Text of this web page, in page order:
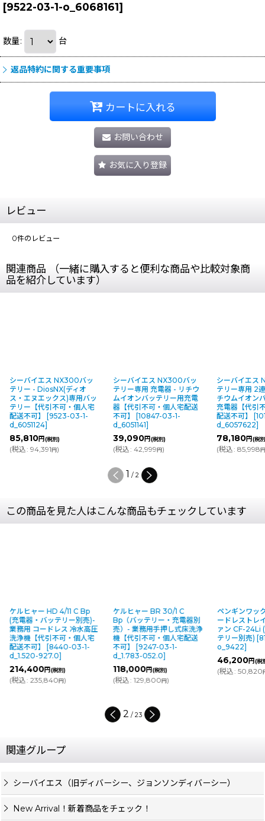
[9522-03-1-o_6068161]
数量: 台
返品特約に関する重要事項
カートに入れる
お問い合わせ
お気に入り登録
レビュー
0件のレビュー
関連商品 （一緒に購入すると便利な商品や比較対象商
品を紹介しています）
シーバイエス NX300バッ
テリー - DiosNX(ディオ
ス・エヌエックス)専用バッ
テリー【代引不可・個人宅
配送不可】
[9523-03-1-
d_6051124]
85,810円(税別)
(税込: 94,391円)
シーバイエス NX300バッ
テリー専用 充電器 - リチウ
ムイオンバッテリー用充電
器【代引不可・個人宅配送
不可】
[10847-03-1-
d_6051141]
39,090円(税別)
(税込: 42,999円)
シーバイエス
テリー専用 2
チウムイオン
充電器【代引
配送不可】
[
d_6057622]
78,180円(税
(税込: 85,998
1 / 2
この商品を見た人はこんな商品もチェックしています
ケルヒャー HD 4/11 C Bp
(充電器・バッテリー別売)-
業務用 コードレス 冷水高圧
洗浄機【代引不可・個人宅
配送不可】
8440-03-1-
d_1.520-927.0]
214,400円(税別)
税込: 235,840円)
ケルヒャー BR 30/1 C
Bp（バッテリー・充電器別
売）- 業務用手押し式床洗浄
機【代引不可・個人宅配送
不可】
9247-03-1-
d_1.783-052.0]
118,000円(税別)
税込: 129,800円)
ペンギンワッ
ードレストレ
ァン CF-24Li (
テリー別売) [
o_9422]
46,200円(税別)
税込: 50,820円)
3 / 23
関連グループ
シーバイエス（旧ディバーシー、ジョンソンディバーシー）
New Arrival！新着商品をチェック！